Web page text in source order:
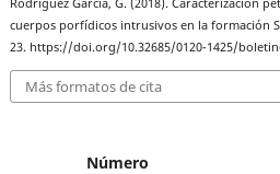
Rodríguez García, G. (2018). Caracterización
cuerpos porfídicos intrusivos en la formación
23. https://doi.org/10.32685/0120-1425/
Más formatos de cita
Número